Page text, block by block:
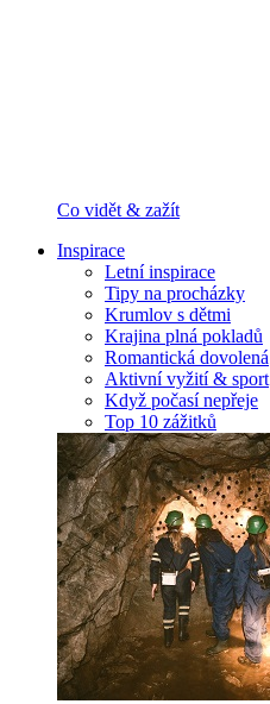
Co vidět & zažít
Inspirace
Letní inspirace
Tipy na procházky
Krumlov s dětmi
Krajina plná pokladů
Romantická dovolená
Aktivní vyžití & sport
Když počasí nepřeje
Top 10 zážitků